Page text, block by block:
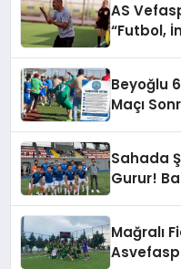
AS
“Futbol,
Beyoğlu
Maçı
Sahada
Gurur!
Mağralı